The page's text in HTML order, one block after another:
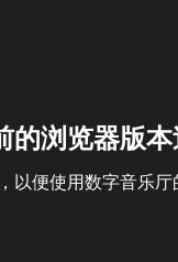
的浏览器版
以便使用数字音乐厅